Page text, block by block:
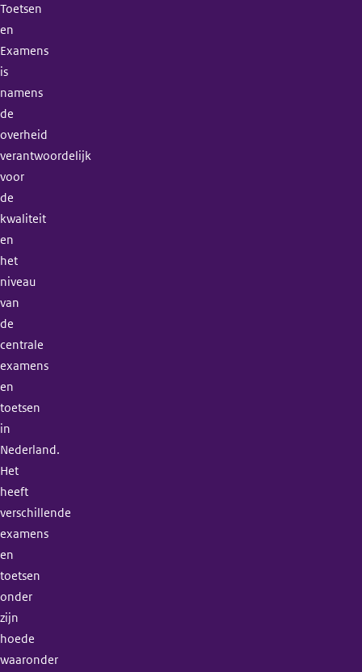
Toetsen
en
Examens
is
namens
de
overheid
verantwoordelijk
voor
de
kwaliteit
en
het
niveau
van
de
centrale
examens
en
toetsen
in
Nederland.
Het
heeft
verschillende
examens
en
toetsen
onder
zijn
hoede
waaronder